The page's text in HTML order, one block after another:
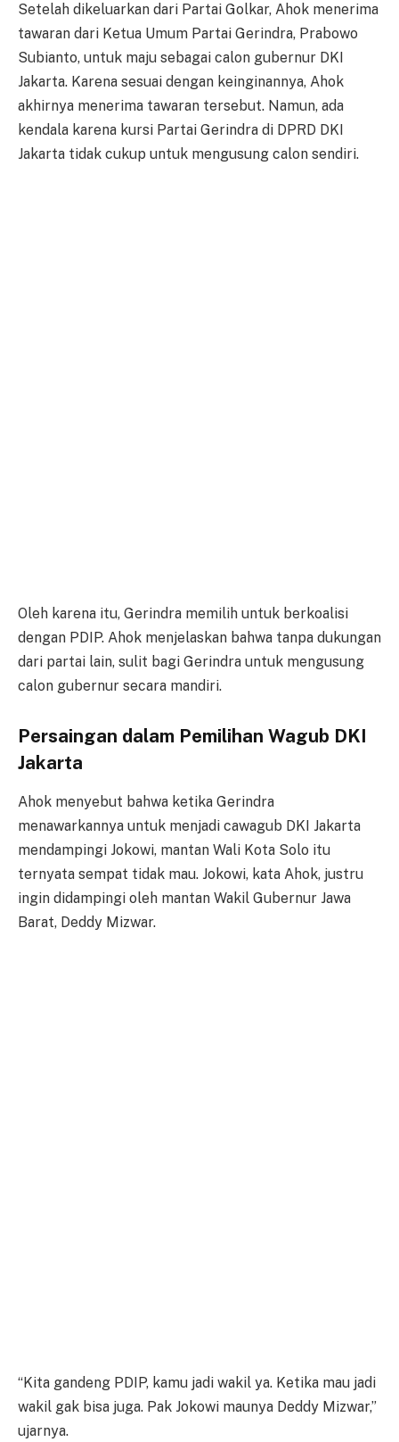
Setelah dikeluarkan dari Partai Golkar, Ahok menerima
tawaran dari Ketua Umum Partai Gerindra, Prabowo
Subianto, untuk maju sebagai calon gubernur DKI
Jakarta. Karena sesuai dengan keinginannya, Ahok
akhirnya menerima tawaran tersebut. Namun, ada
kendala karena kursi Partai Gerindra di DPRD DKI
Jakarta tidak cukup untuk mengusung calon sendiri.
Oleh karena itu, Gerindra memilih untuk berkoalisi
dengan PDIP. Ahok menjelaskan bahwa tanpa dukungan
dari partai lain, sulit bagi Gerindra untuk mengusung
calon gubernur secara mandiri.
Persaingan dalam Pemilihan Wagub DKI
Jakarta
Ahok menyebut bahwa ketika Gerindra
menawarkannya untuk menjadi cawagub DKI Jakarta
mendampingi Jokowi, mantan Wali Kota Solo itu
ternyata sempat tidak mau. Jokowi, kata Ahok, justru
ingin didampingi oleh mantan Wakil Gubernur Jawa
Barat, Deddy Mizwar.
“Kita gandeng PDIP, kamu jadi wakil ya. Ketika mau jadi
wakil gak bisa juga. Pak Jokowi maunya Deddy Mizwar,”
ujarnya.